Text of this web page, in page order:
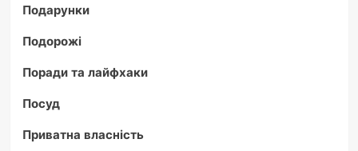
Подарунки
Подорожі
Поради та лайфхаки
Посуд
Приватна власність